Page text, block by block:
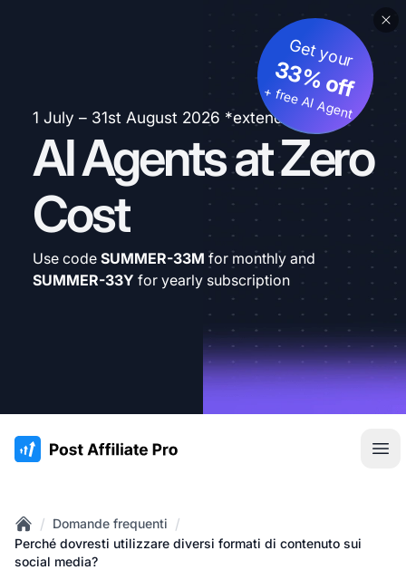
1 July – 31st August 2026 *extended
AI Agents at Zero
Cost
Get your
33% off
+ free AI Agent
Use code SUMMER-33M for monthly and
SUMMER-33Y for yearly subscription
:site.title
Home
/ Domande frequenti /
Perché dovresti utilizzare diversi formati di contenuto sui
social media?